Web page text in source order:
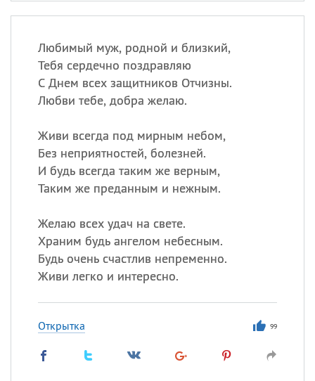
Любимый муж, родной и близкий,
Тебя сердечно поздравляю
С Днем всех защитников Отчизны.
Любви тебе, добра желаю.
Живи всегда под мирным небом,
Без неприятностей, болезней.
И будь всегда таким же верным,
Таким же преданным и нежным.
Желаю всех удач на свете.
Храним будь ангелом небесным.
Будь очень счастлив непременно.
Живи легко и интересно.
Открытка 99